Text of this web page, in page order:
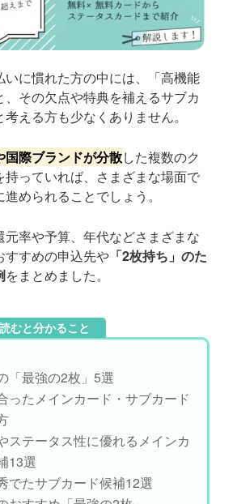
いに慣れた方の中には、「高機能
、その欠点や特典を補えるサブカ
える方も少なくありません。
国際ブランドが分散した複数のク
持っていれば、さまざまな場面で
められることでしょう。
元率や予算、年代などさまざまな
すすめの申込先や 「2枚持ち」のた
をまとめました。
むと分かること
「最強の2枚」5選
ったメインカード・サブカード
ステータス性に優れるメインカ
13選
でたサブカード候補12選